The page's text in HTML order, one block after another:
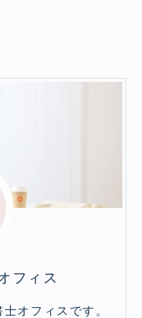
フィス
オフィスです。